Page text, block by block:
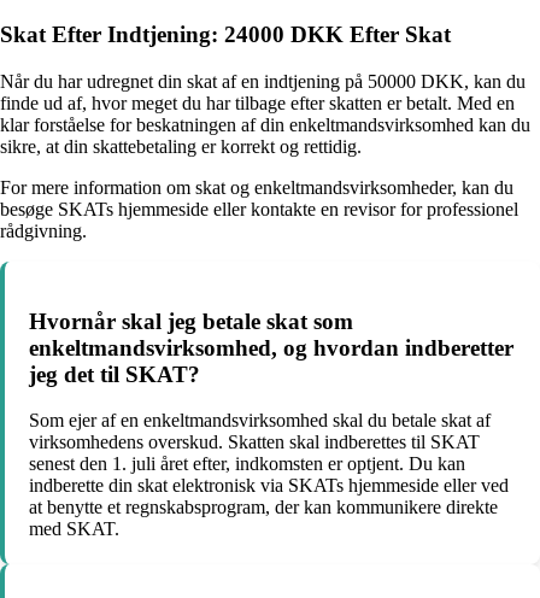
Skat Efter Indtjening: 24000 DKK Efter Skat
Når du har udregnet din skat af en indtjening på 50000 DKK, kan du
finde ud af, hvor meget du har tilbage efter skatten er betalt. Med en
klar forståelse for beskatningen af din enkeltmandsvirksomhed kan du
sikre, at din skattebetaling er korrekt og rettidig.
For mere information om skat og enkeltmandsvirksomheder, kan du
besøge SKATs hjemmeside eller kontakte en revisor for professionel
rådgivning.
Hvornår skal jeg betale skat som
enkeltmandsvirksomhed, og hvordan indberetter
jeg det til SKAT?
Som ejer af en enkeltmandsvirksomhed skal du betale skat af
virksomhedens overskud. Skatten skal indberettes til SKAT
senest den 1. juli året efter, indkomsten er optjent. Du kan
indberette din skat elektronisk via SKATs hjemmeside eller ved
at benytte et regnskabsprogram, der kan kommunikere direkte
med SKAT.